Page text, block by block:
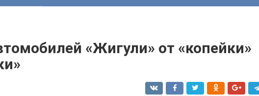
«Жигули» от «копейки»